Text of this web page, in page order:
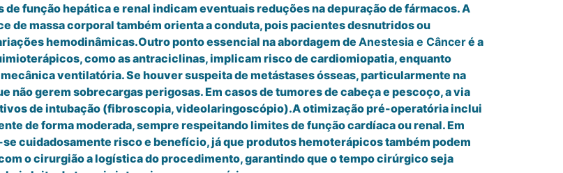
função hepática e renal indicam eventuais reduções na depuração de fármacos. A
de massa corporal também orienta a conduta, pois pacientes desnutridos ou
hemodinâmicas.Outro ponto essencial na abordagem de Anestesia e Cânceré a
como as antraciclinas, implicam risco de cardiomiopatia, enquanto
ventilatória. Se houver suspeita de metástases ósseas, particularmente na
gerem sobrecargas perigosas. Em casos de tumores de cabeça e pescoço, a via
de intubação (fibroscopia, videolaringoscópio).A otimização pré-operatória inclui
de forma moderada, sempre respeitando limites de função cardíaca ou renal. Em
cuidadosamente risco e benefício, já que produtos hemoterápicos também podem
o cirurgião a logística do procedimento, garantindo que o tempo cirúrgico seja